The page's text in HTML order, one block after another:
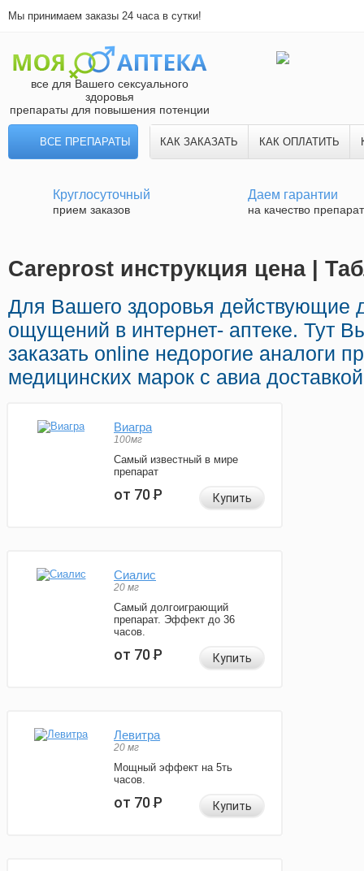
Мы принимаем заказы 24 часа в сутки!
все для Вашего сексуального
здоровья
препараты для повышения потенции
ВСЕ ПРЕПАРАТЫ КАК ЗАКАЗАТЬ КАК ОПЛАТИТЬ
Круглосуточный
прием заказов
Даем гарантии
на качество
Careprost инструкция цена |
Для Вашего здоровья действующие
ощущений в интернет- аптеке. Тут
заказать online недорогие аналоги
медицинских марок с авиа
Виагра
100мг
Самый известный в мире
препарат
от 70Р Купить
Сиалис
20 мг
Самый долгоиграющий
препарат. Эффект до 36
часов.
от 70Р Купить
Левитра
20 мг
Мощный эффект на 5ть
часов.
от 70Р Купить